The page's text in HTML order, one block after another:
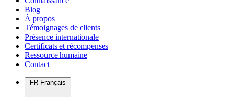
Blog
À propos
Témoignages de clients
Présence internationale
Certificats et récompenses
Ressource humaine
Contact
FR Français